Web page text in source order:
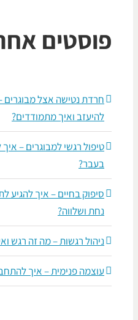
חרדת נטישה אצל מבוגרים – למה
להיעזב ואיך מתמודדים?
טיפול רגשי למבוגרים – איך ליצור
סיפוק בחיים – איך להגיע לתחושת
נחת ושלווה?
ניהול רגשות – מה זה רגש ואיך
עוצמה פנימית – איך להתחבר